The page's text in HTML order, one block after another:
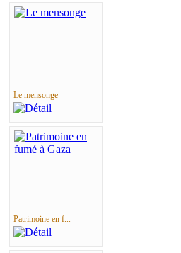
Le mensonge
Patrimoine en f...